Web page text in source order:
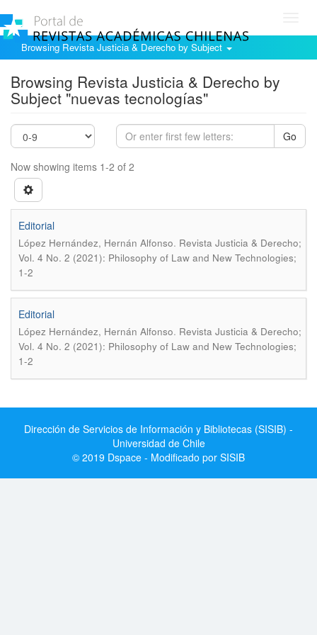
Browsing Revista Justicia & Derecho by Subject
Browsing Revista Justicia & Derecho by
Subject "nuevas tecnologías"
Go
Now showing items 1-2 of 2
Editorial
López Hernández, Hernán Alfonso. Revista Justicia & Derecho;
Vol. 4 No. 2 (2021): Philosophy of Law and New Technologies;
1-2
Editorial
López Hernández, Hernán Alfonso. Revista Justicia & Derecho;
Vol. 4 No. 2 (2021): Philosophy of Law and New Technologies;
1-2
Dirección de Servicios de Información y Bibliotecas (SISIB) -
Universidad de Chile
© 2019 Dspace - Modificado por SISIB